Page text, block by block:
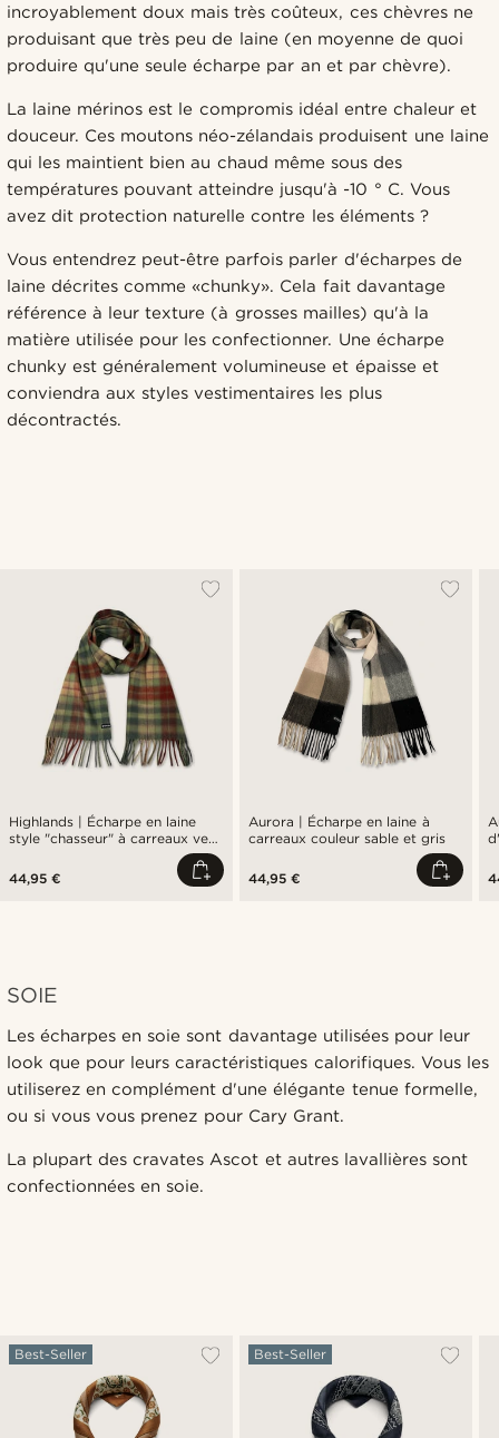
incroyablement doux mais très coûteux, ces chèvres ne
produisant que très peu de laine (en moyenne de quoi
produire qu'une seule écharpe par an et par chèvre).
La laine mérinos est le compromis idéal entre chaleur et
douceur. Ces moutons néo-zélandais produisent une laine
qui les maintient bien au chaud même sous des
températures pouvant atteindre jusqu'à -10 ° C. Vous
avez dit protection naturelle contre les éléments ?
Vous entendrez peut-être parfois parler d'écharpes de
laine décrites comme «chunky». Cela fait davantage
référence à leur texture (à grosses mailles) qu'à la
matière utilisée pour les confectionner. Une écharpe
chunky est généralement volumineuse et épaisse et
conviendra aux styles vestimentaires les plus
décontractés.
Highlands | Écharpe en laine
style "chasseur" à carreaux vert
44,95 €
Aurora | Écharpe en laine à
carreaux couleur sable et gris
44,95 €
SOIE
Les écharpes en soie sont davantage utilisées pour leur
look que pour leurs caractéristiques calorifiques. Vous les
utiliserez en complément d'une élégante tenue formelle,
ou si vous vous prenez pour Cary Grant.
La plupart des cravates Ascot et autres lavallières sont
confectionnées en soie.
Best-Seller Best-Seller